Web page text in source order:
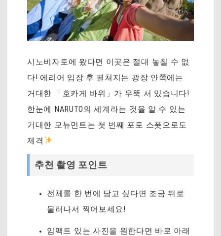
시노비자토에 왔다면 이곳은 절대 놓칠 수 없
다! 에리어 입장 후 펼쳐지는 광장 안쪽에는
거대한 「호카게 바위」가 우뚝 서 있습니다!
한눈에 NARUTO의 세계라는 것을 알 수 있는
거대한 모뉴먼트는 첫 번째 포토 스폿으로도
제격
추천 촬영 포인트
전체를 한 번에 담고 싶다면 조금 뒤로
물러나서 찍어보세요!
임팩트 있는 사진을 원한다면 바로 아래